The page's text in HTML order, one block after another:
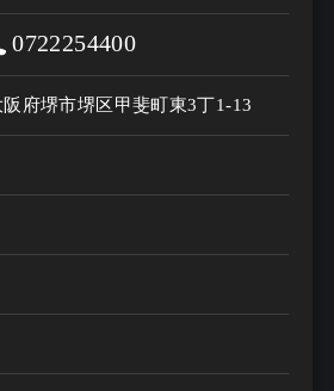
0722254400
阪府堺市堺区甲斐町東3丁1-13